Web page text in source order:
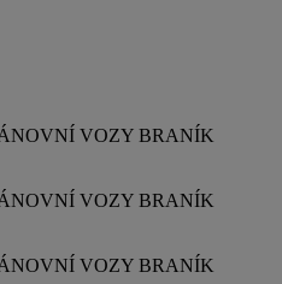
VOZY BRANÍK
VOZY BRANÍK
VOZY BRANÍK